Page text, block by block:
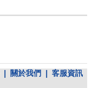
關於我們
客服資訊